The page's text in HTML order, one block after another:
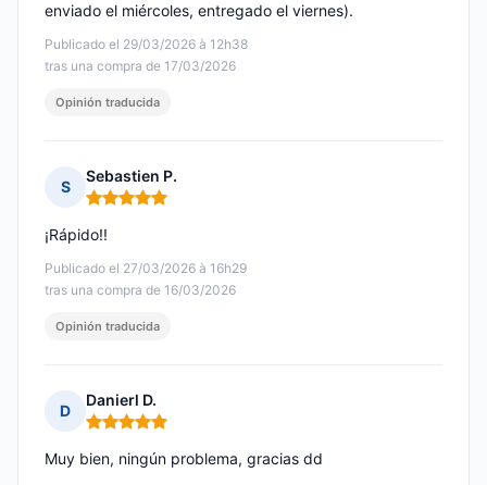
Publicado el 29/03/2026 à 12h38
tras una compra de 17/03/2026
enviado el miércoles, entregado el viernes).
Opinión traducida
S
Sebastien P.
Nota: 5 de 5
Publicado el 27/03/2026 à 16h29
tras una compra de 16/03/2026
¡Rápido!!
Opinión traducida
D
Danierl D.
Nota: 5 de 5
Muy bien, ningún problema, gracias dd